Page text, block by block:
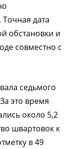
дата
обстановки и
совместно с
седьмого
это время
около 5,2
швартовок к
в 49